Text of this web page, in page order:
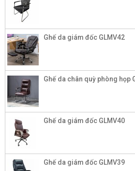
Ghế da giám đốc GLMV42
Ghế da chân quỳ phòng họp
Ghế da giám đốc GLMV40
Ghế da giám đốc GLMV39